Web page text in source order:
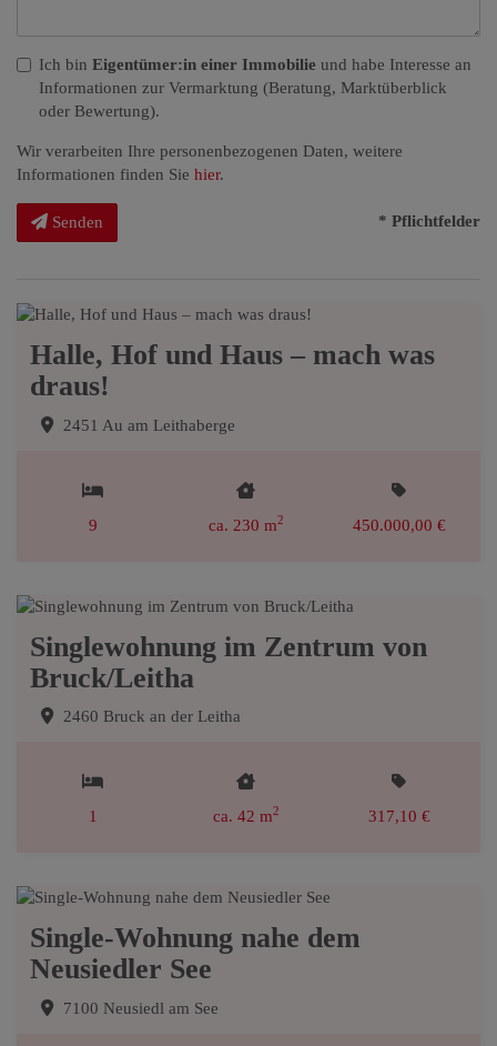
Ich bin Eigentümer:in einer Immobilie und habe Interesse an
Informationen zur Vermarktung (Beratung, Marktüberblick
oder Bewertung).
Wir verarbeiten Ihre personenbezogenen Daten, weitere
Informationen finden Sie hier.
Senden * Pflichtfelder
Halle, Hof und Haus – mach was
draus!
2451 Au am Leithaberge
9 ca. 230 m2 450.000,00 €
Singlewohnung im Zentrum von
Bruck/Leitha
2460 Bruck an der Leitha
1 ca. 42 m2 317,10 €
Single-Wohnung nahe dem
Neusiedler See
7100 Neusiedl am See